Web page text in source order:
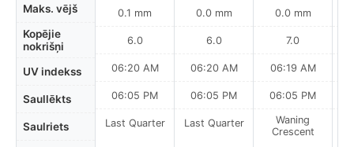
Maks. vējš
Kopējie
nokrišņi
UV indekss
Saullēkts
Saulriets
0.1 mm
6.0
06:20 AM
06:05 PM
Last Quarter
0.0 mm
6.0
06:20 AM
06:05 PM
Last Quarter
0.0 mm
7.0
06:19 AM
06:05 PM
Waning
Crescent